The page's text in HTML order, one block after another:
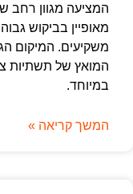
המציעה מגוון רחב
מאופיין בביקוש
משקיעים. המיקום
המואץ של תשתיות
במיוחד.
המשך קריאה »